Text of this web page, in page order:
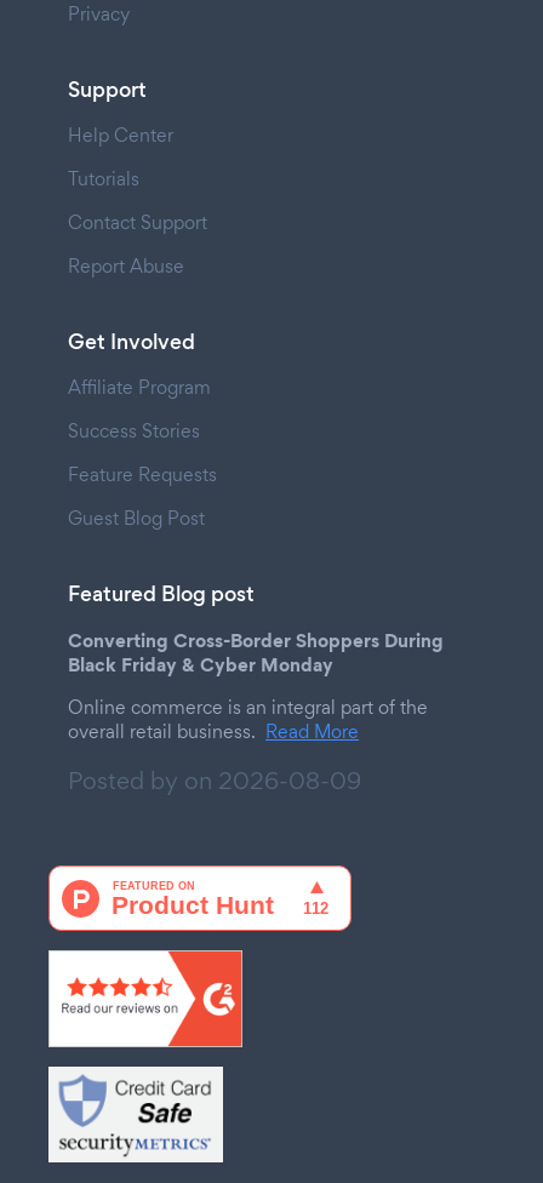
Privacy
Support
Help Center
Tutorials
Contact Support
Report Abuse
Get Involved
Affiliate Program
Success Stories
Feature Requests
Guest Blog Post
Featured Blog post
Converting Cross-Border Shoppers During
Black Friday & Cyber Monday
Online commerce is an integral part of the
overall retail business. Read More
Posted by on 2026-08-09